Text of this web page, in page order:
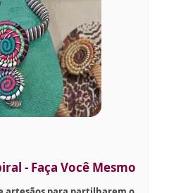
- Faça Você Mesmo